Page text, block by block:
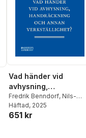
Vad händer vid
avhysning,
handräckning och
annan verkställighet?
Fredrik Benndorf, Nils-
Bertil Morgell
Eliasson
Häftad, 2025
651 kr